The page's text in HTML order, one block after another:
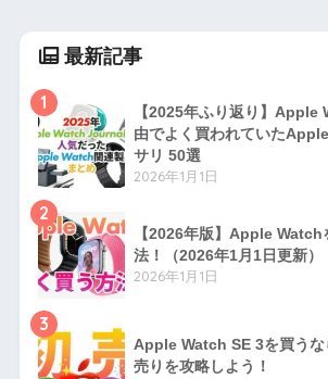
最新記事
1
【2025年ふり返り】
由でよく買われていた
サリ 50選
2026年1月1日
2
【2026年版】Apple
法！（2026年1月1日更新）
2026年1月1日
3
Apple Watch SE 3を買う
売りを攻略しよう！